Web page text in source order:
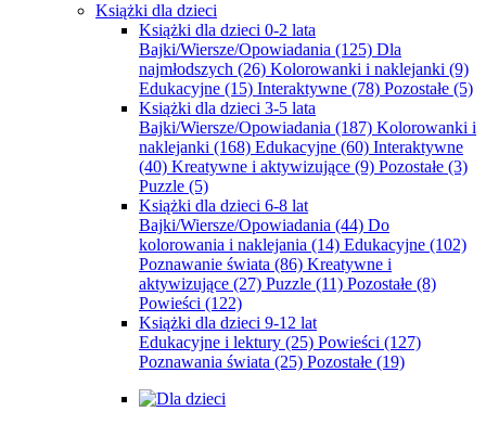
Książki dla dzieci
Książki dla dzieci 0-2 lata
Bajki/Wiersze/Opowiadania (125) Dla
najmłodszych (26) Kolorowanki i naklejanki (9)
Edukacyjne (15) Interaktywne (78) Pozostałe (5)
Książki dla dzieci 3-5 lata
Bajki/Wiersze/Opowiadania (187) Kolorowanki i
naklejanki (168) Edukacyjne (60) Interaktywne
(40) Kreatywne i aktywizujące (9) Pozostałe (3)
Puzzle (5)
Książki dla dzieci 6-8 lat
Bajki/Wiersze/Opowiadania (44) Do
kolorowania i naklejania (14) Edukacyjne (102)
Poznawanie świata (86) Kreatywne i
aktywizujące (27) Puzzle (11) Pozostałe (8)
Powieści (122)
Książki dla dzieci 9-12 lat
Edukacyjne i lektury (25) Powieści (127)
Poznawania świata (25) Pozostałe (19)